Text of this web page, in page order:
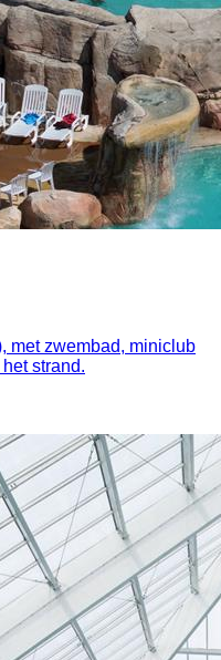
met zwembad, miniclub
strand.